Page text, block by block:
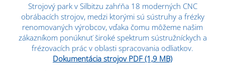
Strojový park v Silbitzu zahŕňa 18 moderných CNC
obrábacích strojov, medzi ktorými sú sústruhy a frézky
renomovaných výrobcov, vďaka čomu môžeme našim
zákazníkom ponúknuť široké spektrum sústružníckych a
frézovacích prác v oblasti spracovania odliatkov.
Dokumentácia strojov PDF (1,9 MB)